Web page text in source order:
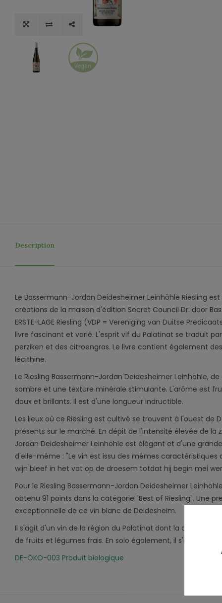
Description
Le Bassermann-Jordan Deidesheimer Leinhöhle Riesling
créations de la maison d'édition Secret Council Dr. door
ERSTE-LAGE Riesling (VDP = Vereniging van Duitse
livre fascinant et varié. L'esprit vif du Palatinat se traduit
perziken et des citroengras. Le livre contient également
lécithine.
Le Riesling Bassermann-Jordan Deidesheimer Leinhöhle,
sombre et une texture minérale stimulante. L'arôme est
doux et brillants. Il est d'une longueur indructible.
Les lieux où ce Riesling est cultivé se trouvent à l'ouest de
présents sur le marché. En dépit de l'intensité élevée de la
Jordan Deidesheimer Leinhöhle est élégant et d'une
d'elle-même : "Le vin est issu des mêmes caractéristiques
wijn bleef in het vat op de droesem totdat hij begin mei
Pour le Riesling Bassermann-Jordan Deidesheimer
obtenu 91 points dans la catégorie "Best of Riesling". Une
exceptionnelle de ce vin blanc de Deidesheim.
Il s'agit d'un vin de la région du Palatinat dont la
de fruits et légumes frais. En solo également, il s'agit d'un
DE-ÖKO-003 Produit biologique